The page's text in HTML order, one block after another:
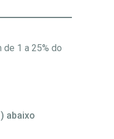
1 a 25% do
abaixo